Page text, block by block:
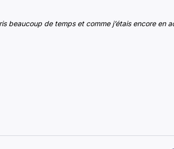
de temps et comme j’étais encore en